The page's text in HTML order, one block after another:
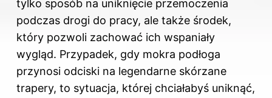
tylko sposób na uniknięcie przemoczenia
podczas drogi do pracy, ale także środek,
który pozwoli zachować ich wspaniały
wygląd. Przypadek, gdy mokra podłoga
przynosi odciski na legendarne skórzane
trapery, to sytuacja, której chciałabyś uniknąć,